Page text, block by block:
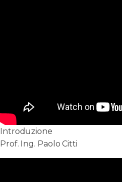
Introduzione
Prof. Ing. Paolo Citti